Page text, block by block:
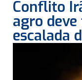
Conflito
agro
escalada